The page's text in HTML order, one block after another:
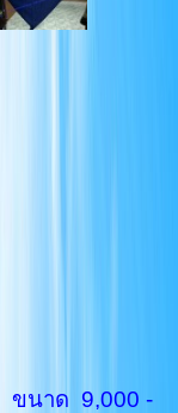
ขนาด 9,000 -